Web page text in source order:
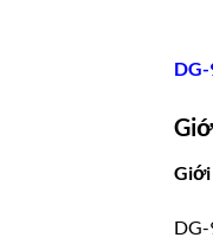
Giới
DG-